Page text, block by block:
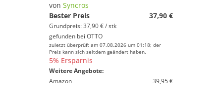
von Syncros
Bester Preis
37,90 €
Grundpreis: 37,90 € / stk
gefunden bei OTTO
zuletzt überprüft am 07.08.2026 um 01:18; der
Preis kann sich seitdem geändert haben.
5% Ersparnis
Weitere Angebote:
Amazon
39,95 €